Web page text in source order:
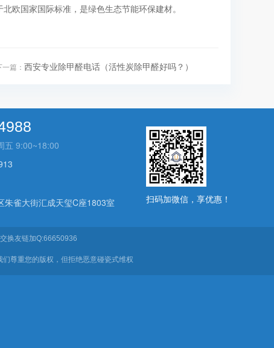
欧国家国际标准，是绿色生态节能环保建材。
一篇： 西安专业除甲醛电话（活性炭除甲醛好吗？）
五 9:00~18:00
朱雀大街汇成天玺C座1803室
扫码加微信，享优惠！
交换友链加Q:66650936
尊重您的版权，但拒绝恶意碰瓷式维权